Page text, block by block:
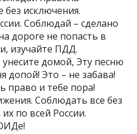
исключения.
Соблюдай – сделано
дороге не попасть в
изучайте ПДД.
унесите домой, Эту песню
допой! Это – не забава!
право и тебе пора!
Соблюдать все без
по всей России.